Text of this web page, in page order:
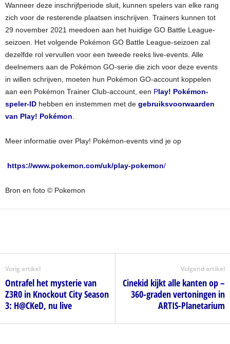
Wanneer deze inschrijfperiode sluit, kunnen spelers van elke rang
zich voor de resterende plaatsen inschrijven. Trainers kunnen tot
29 november 2021 meedoen aan het huidige GO Battle League-
seizoen. Het volgende Pokémon GO Battle League-seizoen zal
dezelfde rol vervullen voor een tweede reeks live-events. Alle
deelnemers aan de Pokémon GO-serie die zich voor deze events
in willen schrijven, moeten hun Pokémon GO-account koppelen
aan een Pokémon Trainer Club-account, een Play! Pokémon-
speler-ID hebben en instemmen met de gebruiksvoorwaarden
van Play! Pokémon
Meer informatie over Play! Pokémon-events vind je op
https://www.pokemon.com/uk/play-pokemon/
Bron en foto © Pokemon
Vorig artikel
Ontrafel het mysterie van
Z3R0 in Knockout City Season
3: H@CKeD, nu live
Volgend artikel
Cinekid kijkt alle kanten op –
360-graden vertoningen in
ARTIS-Planetarium